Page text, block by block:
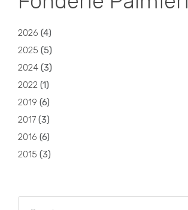
2026 (4)
2025 (5)
2024 (3)
2022 (1)
2019 (6)
2017 (3)
2016 (6)
2015 (3)